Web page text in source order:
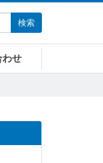
検索
わせ